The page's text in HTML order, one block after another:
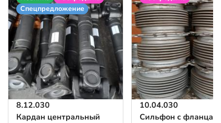
Спецпредложение
8.12.030
Кардан центральный
10.04.030
Сильфон с